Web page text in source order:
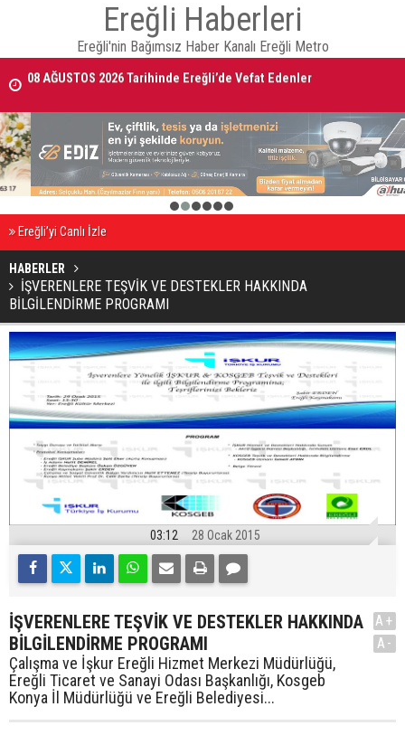
Ereğli Haberleri
Ereğli'nin Bağımsız Haber Kanalı Ereğli Metro
08 AĞUSTOS 2026 Tarihinde Ereğli’de Vefat Edenler
Ereğli Kaymakam Genel, Genç Voleybolcuların Antrenmanını İzledi
2 3 4 5 6
Ereğli’yi Canlı İzle
HABERLER
İŞVERENLERE TEŞVİK VE DESTEKLER HAKKINDA
BİLGİLENDİRME PROGRAMI
03:12 28 Ocak 2015
İŞVERENLERE TEŞVİK VE DESTEKLER HAKKINDA
BİLGİLENDİRME PROGRAMI
Çalışma ve İşkur Ereğli Hizmet Merkezi Müdürlüğü,
Ereğli Ticaret ve Sanayi Odası Başkanlığı, Kosgeb
Konya İl Müdürlüğü ve Ereğli Belediyesi...
A+
A-